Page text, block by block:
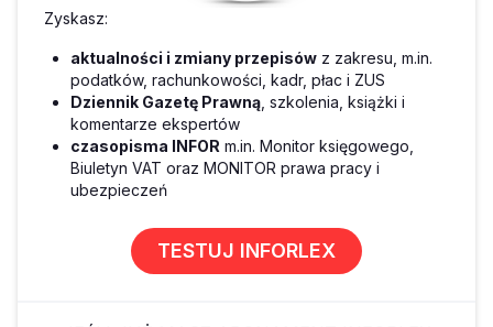
Zyskasz:
aktualności i zmiany przepisów z zakresu, m.in.
podatków, rachunkowości, kadr, płac i ZUS
Dziennik Gazetę Prawną , szkolenia, książki i
komentarze ekspertów
czasopisma INFOR m.in. Monitor księgowego,
Biuletyn VAT oraz MONITOR prawa pracy i
ubezpieczeń
TESTUJ INFORLEX